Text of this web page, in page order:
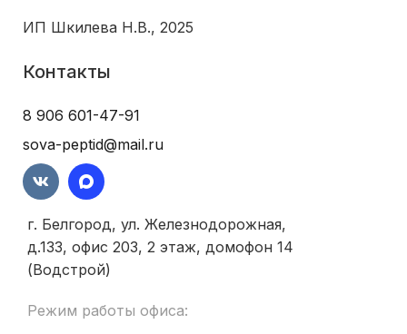
ИП Шкилева Н.В., 2025
Контакты
8 906 601-47-91
sova-peptid@mail.ru
г. Белгород, ул. Железнодорожная,
д.133, офис 203, 2 этаж, домофон 14
(Водстрой)
Режим работы офиса: